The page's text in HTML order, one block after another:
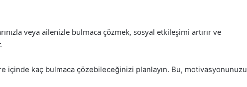
veya ailenizle bulmaca çözmek, sosyal etkileşimi artırır ve
içinde kaç bulmaca çözebileceğinizi planlayın. Bu, motivasyonunuzu